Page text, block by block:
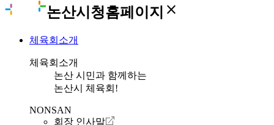
논산시청홈페이지 close
체육회소개
체육회소개
논산 시민과 함께하는
논산시 체육회!
NONSAN
회장 인사말